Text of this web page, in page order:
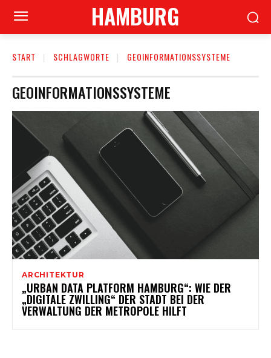
HAMBURG
START SCHLAGWORTE GEOINFORMATIONSSYSTEME
GEOINFORMATIONSSYSTEME
ARCHITEKTUR
„URBAN DATA PLATFORM HAMBURG“: WIE DER
„DIGITALE ZWILLING“ DER STADT BEI DER
VERWALTUNG DER METROPOLE HILFT